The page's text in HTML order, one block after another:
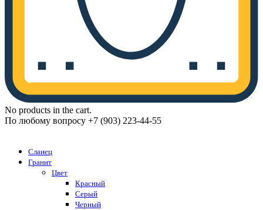
No products in the cart.
По любому вопросу +7 (903) 223-44-55
Сланец
Гранит
Цвет
Красный
Серый
Черный